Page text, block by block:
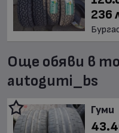
236
Още обяви в
autogumi_bs
Гуми